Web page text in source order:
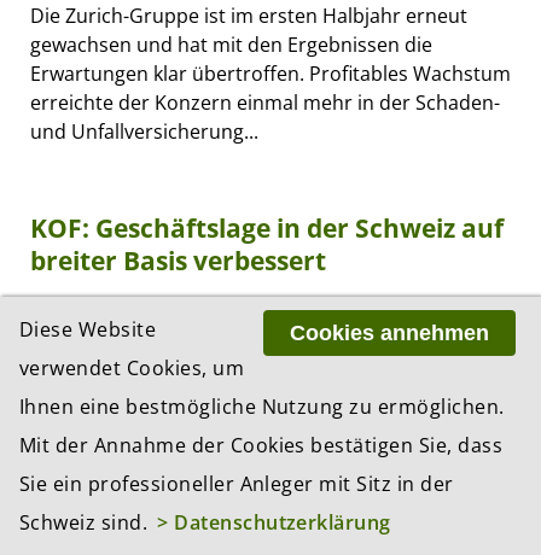
Die Zurich-Gruppe ist im ersten Halbjahr erneut
gewachsen und hat mit den Ergebnissen die
Erwartungen klar übertroffen. Profitables Wachstum
erreichte der Konzern einmal mehr in der Schaden-
und Unfallversicherung...
KOF: Geschäftslage in der Schweiz auf
breiter Basis verbessert
Cookies annehmen
Diese Website
verwendet Cookies, um
Ihnen eine bestmögliche Nutzung zu ermöglichen.
Mit der Annahme der Cookies bestätigen Sie, dass
Sie ein professioneller Anleger mit Sitz in der
Schweiz sind. > Datenschutzerklärung